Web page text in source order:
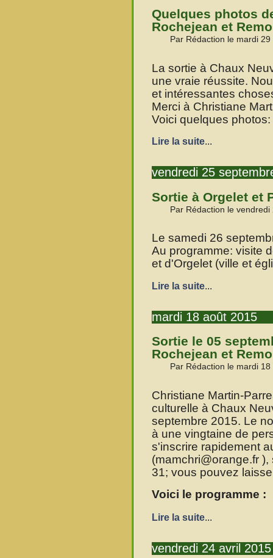
Quelques photos
Rochejean et
Par Rédaction le mardi
La sortie à Chaux
une vraie réussite.
et intéressantes
Merci à Christiane
Voici quelques photos:
Lire la suite...
vendredi 25
Sortie à Orgelet et
Par Rédaction le
Le samedi 26
Au programme: visite
et d'Orgelet (ville et
Lire la suite...
mardi 18 août 2015
Sortie le 05
Rochejean et
Par Rédaction le mardi
Christiane Martin-
culturelle à Chaux
septembre 2015. Le
à une vingtaine de
s'inscrire rapidement
(mamchri@orange.fr
31; vous pouvez
Voici le programme :
Lire la suite...
vendredi 24 avril 2015